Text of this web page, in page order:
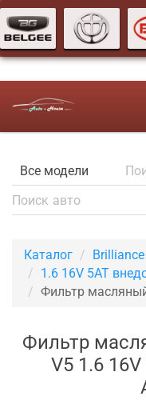
Каталог Brilliance
1.6 16V 5AT
Фильтр масляный
Фильтр
V5 1.6